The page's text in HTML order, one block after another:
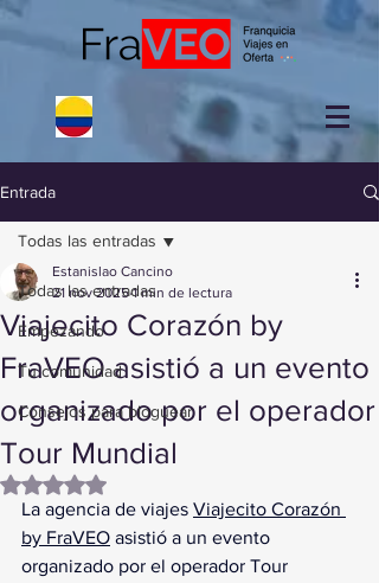
Entrada
Todas las entradas
Empezando
Tu comunidad
Consejos para bloguear
Todas las entradas
Viajecito Corazón by
FraVEO asistió a un evento
organizado por el operador
Tour Mundial
Estanislao Cancino
21 nov 2025 1 min de lectura
Obtuvo NaN de 5 estrellas.
La agencia de viajes Viajecito Corazón
by FraVEO asistió a un evento
organizado por el operador Tour